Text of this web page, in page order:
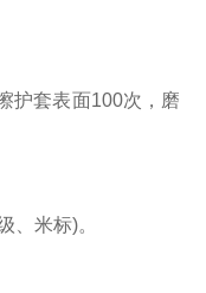
护套表面100次，磨
米标)。